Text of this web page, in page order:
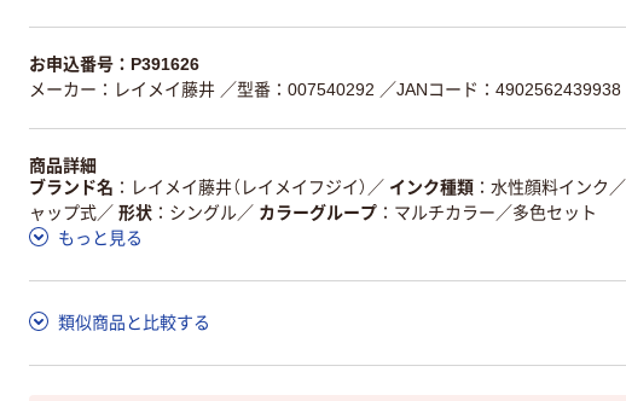
お申込番号：P391626
メーカー：レイメイ藤井 ／型番：007540292 ／JANコード：4902562439938
商品詳細
ブランド名
レイメイ藤井（レイメイフジイ） ／ インク種類 水性顔料インク ／
ャップ式／ 形状 シングル／ カラーグループ
マルチカラー／多色セット
もっと見る
類似商品と比較する